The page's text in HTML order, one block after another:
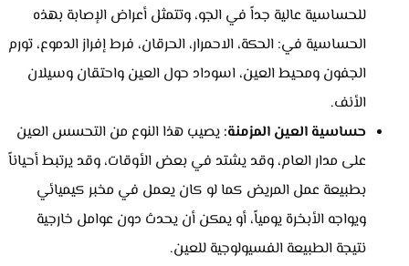
للحساسية عالية جداً في الجو، وتتمثل أعراض الإصابة بهذه
الحساسية في: الحكة، الاحمرار، الحرقان، فرط إفراز الدموع، تورم
الجفون ومحيط العين، اسوداد حول العين واحتقان وسيلان
الأنف.
حساسية العين المزمنة: يصيب هذا النوع من التحسس العين
على مدار العام، وقد يشتد في بعض الأوقات، وقد يرتبط أحياناً
بطبيعة عمل المريض كما لو كان يعمل في مخبر كيميائي
ويواجه الأبخرة يومياً، أو يمكن أن يحدث دون عوامل خارجية
نتيجة الطبيعة الفسيولوجية للعين.